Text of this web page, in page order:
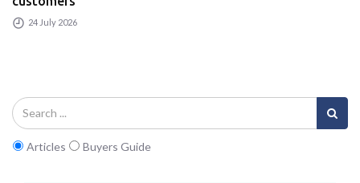
24 July 2026
Articles Buyers Guide